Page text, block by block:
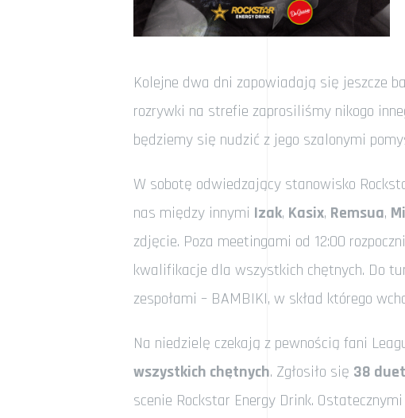
Kolejne dwa dni zapowiadają się jeszcze
rozrywki na strefie zaprosiliśmy nikogo
będziemy się nudzić z jego szalonymi
W sobotę odwiedzający stanowisko
nas między innymi Izak, Kasix, Remsua,
zdjęcie. Poza meetingami od 12:00
kwalifikacje dla wszystkich chętnych. Do
zespołami – BAMBIKI, w skład którego
Na niedzielę czekają z pewnością fani
wszystkich chętnych. Zgłosiło się 38
scenie Rockstar Energy Drink.